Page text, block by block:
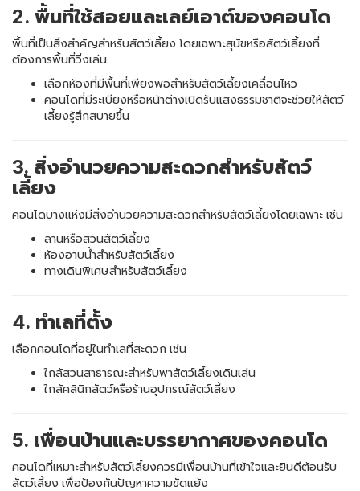
2. พื้นที่ใช้สอยและเลย์เอาต์ของคอนโด
พื้นที่เป็นสิ่งสำคัญสำหรับสัตว์เลี้ยง โดยเฉพาะสุนัขหรือสัตว์เลี้ยงที่
ต้องการพื้นที่วิ่งเล่น:
เลือกห้องที่มีพื้นที่เพียงพอสำหรับสัตว์เลี้ยงเคลื่อนไหว
คอนโดที่มีระเบียงหรือหน้าต่างเปิดรับแสงธรรมชาติจะช่วยให้สัตว์
เลี้ยงรู้สึกสบายขึ้น
3. สิ่งอำนวยความสะดวกสำหรับสัตว์
เลี้ยง
คอนโดบางแห่งมีสิ่งอำนวยความสะดวกสำหรับสัตว์เลี้ยงโดยเฉพาะ เช่น
ลานหรือสวนสัตว์เลี้ยง
ห้องอาบน้ำสำหรับสัตว์เลี้ยง
ทางเดินพิเศษสำหรับสัตว์เลี้ยง
4. ทำเลที่ตั้ง
เลือกคอนโดที่อยู่ในทำเลที่สะดวก เช่น
ใกล้สวนสาธารณะสำหรับพาสัตว์เลี้ยงเดินเล่น
ใกล้คลินิกสัตว์หรือร้านอุปกรณ์สัตว์เลี้ยง
5. เพื่อนบ้านและบรรยากาศของคอนโด
คอนโดที่เหมาะสำหรับสัตว์เลี้ยงควรมีเพื่อนบ้านที่เข้าใจและยินดีต้อนรับ
สัตว์เลี้ยง เพื่อป้องกันปัญหาความขัดแย้ง